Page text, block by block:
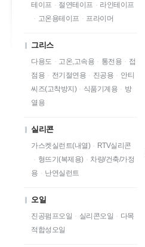
테이프 · 절연테이프 · 라인테이프
· 고온용테이프 · 프라이머
그리스
다용도 · 고온,고속용 · 통전용 · 접
점용 · 전기절연용 · 진공용 · 안티
씨즈(고착방지) · 식품기계용 · 방
열용
실리콘
가스켓실런트(내열) · RTV실리콘
· 형뜨기(복제용) · 차량/건축/가정
용 · 난연실런트
오일
진공펌프오일 · 실리콘오일 · 다목
적합성오일